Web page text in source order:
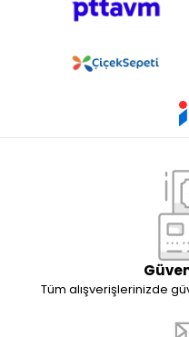
Tüm alışverişlerinizde